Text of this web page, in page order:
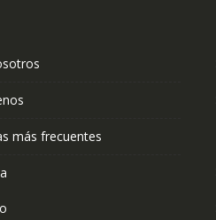
más frecuentes